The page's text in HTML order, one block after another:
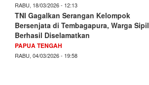
RABU, 18/03/2026 - 12:13
TNI Gagalkan Serangan Kelompok
Bersenjata di Tembagapura, Warga Sipil
Berhasil Diselamatkan
PAPUA TENGAH
RABU, 04/03/2026 - 19:58